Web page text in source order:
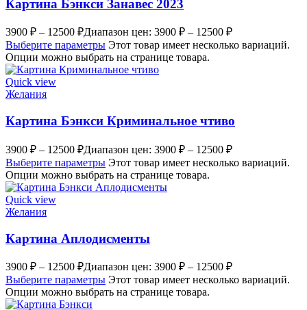
Картина Бэнкси Занавес 2023
3900 ₽ – 12500 ₽Диапазон цен: 3900 ₽ – 12500 ₽
Выберите параметры Этот товар имеет несколько вариаций.
Опции можно выбрать на странице товара.
Quick view
Желания
Картина Бэнкси Криминальное чтиво
3900 ₽ – 12500 ₽Диапазон цен: 3900 ₽ – 12500 ₽
Выберите параметры Этот товар имеет несколько вариаций.
Опции можно выбрать на странице товара.
Quick view
Желания
Картина Аплодисменты
3900 ₽ – 12500 ₽Диапазон цен: 3900 ₽ – 12500 ₽
Выберите параметры Этот товар имеет несколько вариаций.
Опции можно выбрать на странице товара.